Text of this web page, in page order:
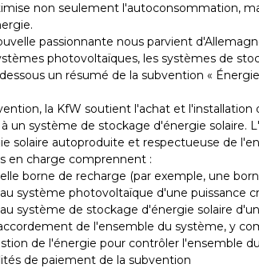
non seulement l'autoconsommation,
passionnante nous parvient
photovoltaïques, les systèmes de
un résumé de la subvention «
la KfW soutient l'achat et
un système de stockage d'énergie
solaire autoproduite et respectueuse de
en charge comprennent :
borne de recharge (par exemple, une
système photovoltaïque d'une puissance
système de stockage d'énergie solaire
de l'ensemble du système, y
de l'énergie pour contrôler l'ensemble
de paiement de la subvention